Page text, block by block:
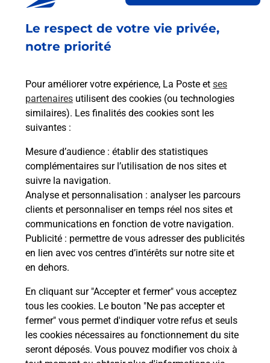
Le respect de votre vie privée,
notre priorité
Pour améliorer votre expérience, La Poste et ses
partenaires utilisent des cookies (ou technologies
similaires). Les finalités des cookies sont les
suivantes :
Mesure d’audience : établir des statistiques
complémentaires sur l’utilisation de nos sites et
suivre la navigation.
Analyse et personnalisation : analyser les parcours
clients et personnaliser en temps réel nos sites et
communications en fonction de votre navigation.
Publicité : permettre de vous adresser des publicités
en lien avec vos centres d’intérêts sur notre site et
en dehors.
En cliquant sur "Accepter et fermer" vous acceptez
tous les cookies. Le bouton "Ne pas accepter et
fermer" vous permet d'indiquer votre refus et seuls
les cookies nécessaires au fonctionnement du site
seront déposés. Vous pouvez modifier vos choix à
CENTRE COMMERCIAL CENTRE OUEST
51510 FAGNIERES
Malin !
La Poste
en ligne
Ouvert 24h/24
En savoir plus
FAGNIERES
CONSIGNE PICKUP LECLERC FAGNIERES